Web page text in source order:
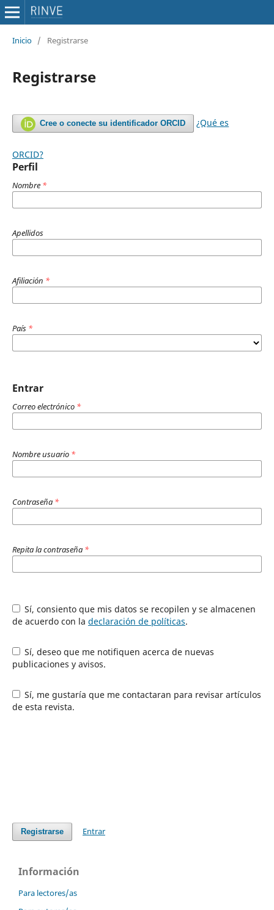
Inicio / Registrarse
Registrarse
Cree o conecte su identificador ORCID ¿Qué es
ORCID?
Perfil
Nombre *
Apellidos
Afiliación *
País *
Entrar
Correo electrónico *
Nombre usuario *
Contraseña *
Repita la contraseña *
Sí, consiento que mis datos se recopilen y se almacenen
de acuerdo con la declaración de políticas.
Sí, deseo que me notifiquen acerca de nuevas
publicaciones y avisos.
Sí, me gustaría que me contactaran para revisar artículos
de esta revista.
Registrarse Entrar
Información
Para lectores/as